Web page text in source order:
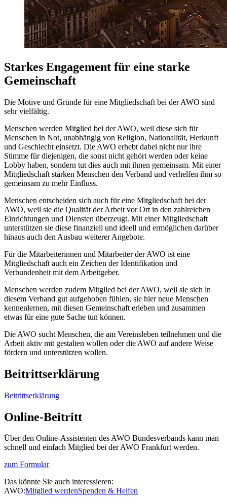
Starkes Engagement für eine starke
Gemeinschaft
Die Motive und Gründe für eine Mitgliedschaft bei der AWO sind
sehr vielfältig.
Menschen werden Mitglied bei der AWO, weil diese sich für
Menschen in Not, unabhängig von Religion, Nationalität, Herkunft
und Geschlecht einsetzt. Die AWO erhebt dabei nicht nur ihre
Stimme für diejenigen, die sonst nicht gehört werden oder keine
Lobby haben, sondern tut dies auch mit ihnen gemeinsam. Mit einer
Mitgliedschaft stärken Menschen den Verband und verhelfen ihm so
gemeinsam zu mehr Einfluss.
Menschen entscheiden sich auch für eine Mitgliedschaft bei der
AWO, weil sie die Qualität der Arbeit vor Ort in den zahlreichen
Einrichtungen und Diensten überzeugt. Mit einer Mitgliedschaft
unterstützen sie diese finanziell und ideell und ermöglichen darüber
hinaus auch den Ausbau weiterer Angebote.
Für die Mitarbeiterinnen und Mitarbeiter der AWO ist eine
Mitgliedschaft auch ein Zeichen der Identifikation und
Verbundenheit mit dem Arbeitgeber.
Menschen werden zudem Mitglied bei der AWO, weil sie sich in
diesem Verband gut aufgehoben fühlen, sie hier neue Menschen
kennenlernen, mit diesen Gemeinschaft erleben und zusammen
etwas für eine gute Sache tun können.
Die AWO sucht Menschen, die am Vereinsleben teilnehmen und die
Arbeit aktiv mit gestalten wollen oder die AWO auf andere Weise
fördern und unterstützen wollen.
Beitrittserklärung
Beitrittserklärung
Online-Beitritt
Über den Online-Assistenten des AWO Bundesverbands kann man
schnell und einfach Mitglied bei der AWO Frankfurt werden.
zum Formular
Das könnte Sie auch interessieren:
AWO:Mitglied werdenSpenden & Helfen